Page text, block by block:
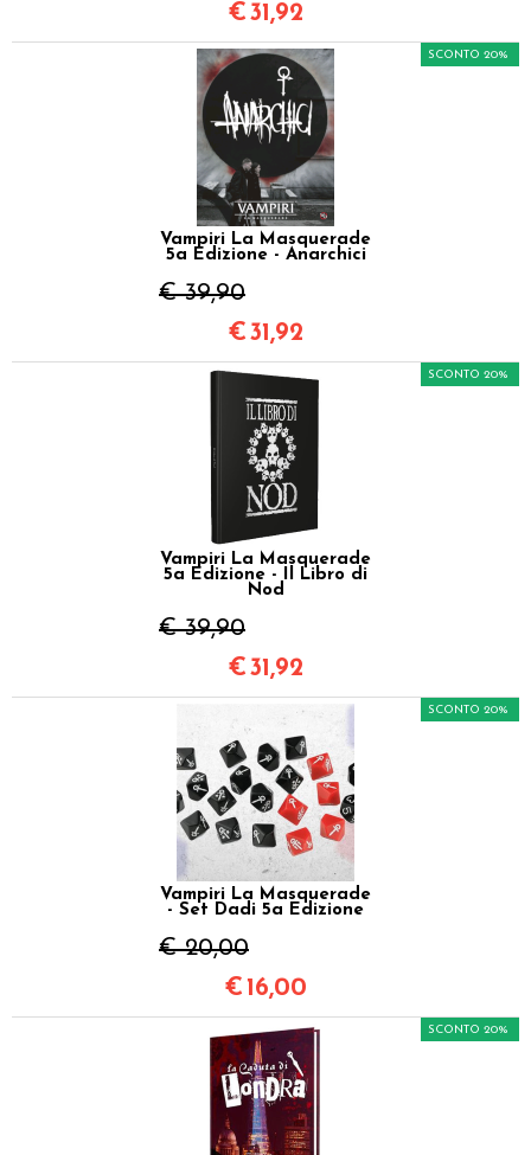
€31,92
Vampiri La Masquerade
5a Edizione - Anarchici
€ 39,90
SCONTO 20%
€31,92
Vampiri La Masquerade
5a Edizione - Il Libro di
Nod
€ 39,90
SCONTO 20%
€31,92
Vampiri La Masquerade
- Set Dadi 5a Edizione
€ 20,00
SCONTO 20%
€ 16,00
SCONTO 20%